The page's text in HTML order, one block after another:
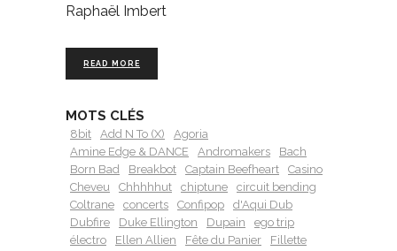
Raphaël Imbert
READ MORE
MOTS CLÉS
8bit Add N To (X)
Agoria
Amine Edge & DANCE
Andromakers
Bach
Born Bad
Breakbot Captain Beefheart
Casino
Cheveu
Chhhhhut chiptune
circuit bending
Coltrane
concerts Confipop
d'Aqui Dub
Dubfire
Duke Ellington Dupain
ego trip
électro
Ellen Allien Fête du Panier
Fillette